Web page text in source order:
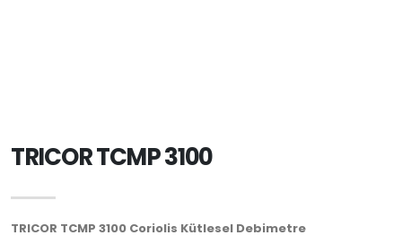
TRICOR TCMP 3100
TRICOR TCMP 3100 Coriolis Kütlesel Debimetre